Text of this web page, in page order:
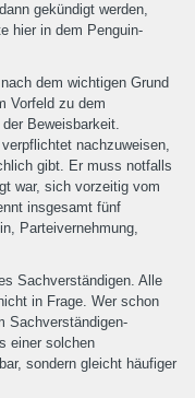
gekündigt werden,
hier in dem Penguin-
dem wichtigen Grund
Vorfeld zu dem
Beweisbarkeit.
nachzuweisen,
gibt. Er muss notfalls
war, sich vorzeitig vom
insgesamt fünf
Parteivernehmung,
Sachverständigen. Alle
in Frage. Wer schon
Sachverständigen-
einer solchen
sondern gleicht häufiger